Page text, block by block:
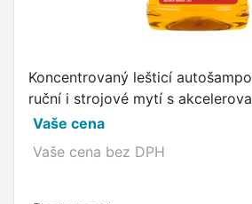
Koncentrovaný lešticí
ruční i strojové mytí s
Vaše cena
Vaše cena bez DPH